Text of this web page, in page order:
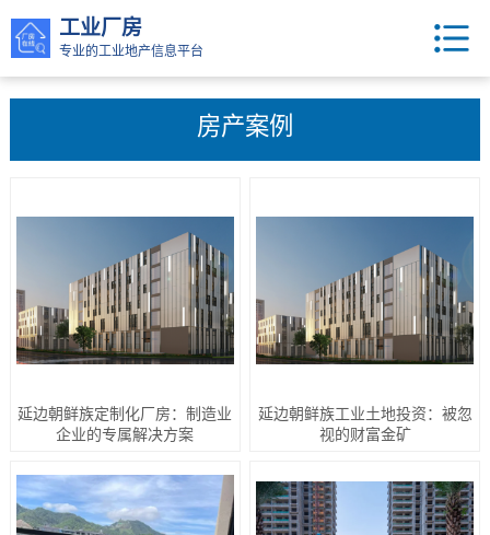
工业厂房
专业的工业地产信息平台
房产案例
延边朝鲜族定制化厂房：制造业
企业的专属解决方案
延边朝鲜族工业土地投资：被忽
视的财富金矿